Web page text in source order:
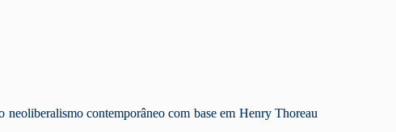
contemporâneo com base em Henry Thoreau